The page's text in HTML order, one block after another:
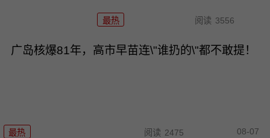
最热 阅读 3556
广岛核爆81年，高市早苗连\"谁扔的\"都不敢提！
最热 阅读 2475 08-07